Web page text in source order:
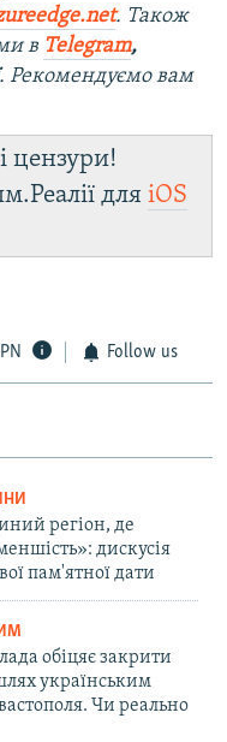
. Також
в Telegram,
. Рекомендуємо вам
цензури!
для iOS
Follow us
регіон, де
дискусія
пам'ятної дати
обіцяє закрити
українським
Чи реально